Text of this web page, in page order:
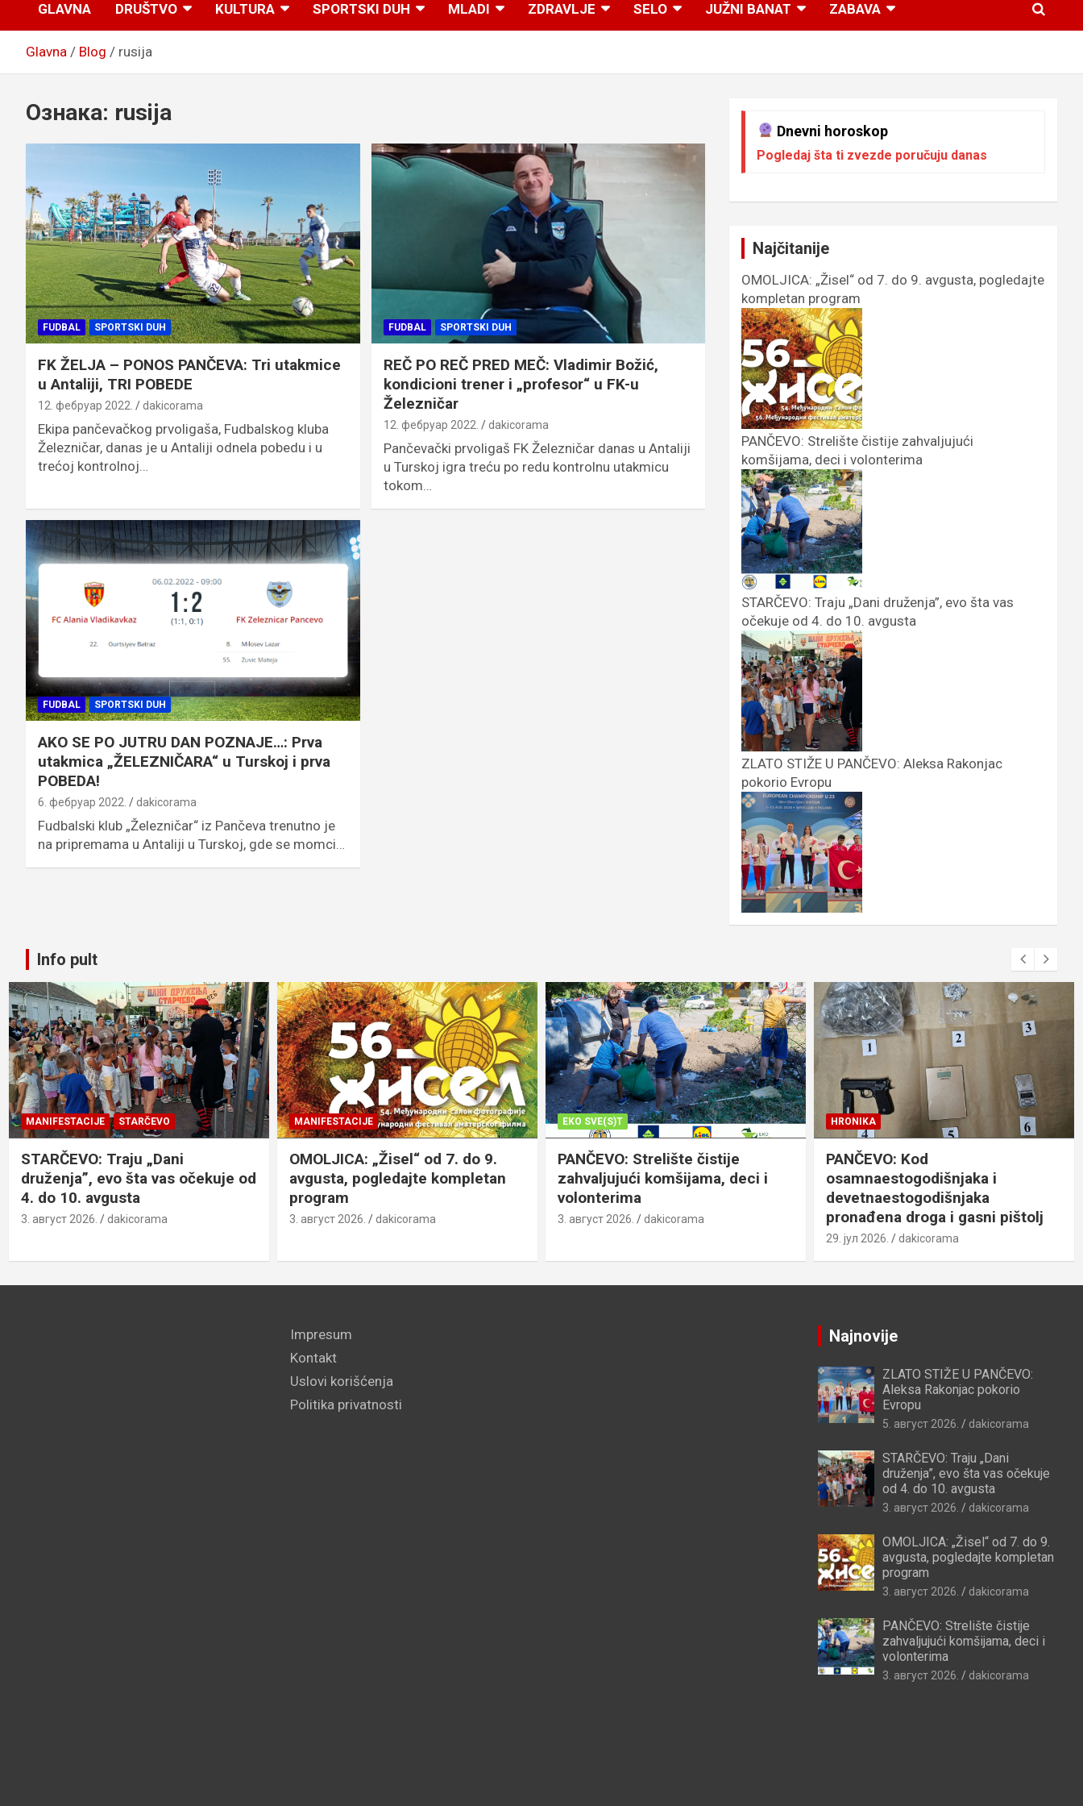
GLAVNA DRUŠTVO KULTURA SPORTSKI DUH MLADI ZDRAVLJE SELO JUŽNI BANAT ZABAVA
Glavna Blog rusija
Ознака: rusija
FUDBAL SPORTSKI DUH
FK ŽELJA – PONOS PANČEVA: Tri utakmice
u Antaliji, TRI POBEDE
12. фебруар 2022. dakicorama
Ekipa pančevačkog prvoligaša, Fudbalskog kluba
Železničar, danas je u Antaliji odnela pobedu i u
trećoj kontrolnoj…
FUDBAL SPORTSKI DUH
REČ PO REČ PRED MEČ: Vladimir Božić,
kondicioni trener i „profesor“ u FK-u
Železničar
12. фебруар 2022. dakicorama
Pančevački prvoligaš FK Železničar danas u Antaliji
u Turskoj igra treću po redu kontrolnu utakmicu
tokom…
FUDBAL SPORTSKI DUH
AKO SE PO JUTRU DAN POZNAJE…: Prva
utakmica „ŽELEZNIČARA“ u Turskoj i prva
POBEDA!
6. фебруар 2022. dakicorama
Fudbalski klub „Železničar“ iz Pančeva trenutno je
na pripremama u Antaliji u Turskoj, gde se momci…
Dnevni horoskop
Pogledaj šta ti zvezde poručuju danas
Najčitanije
OMOLJICA: „Žisel“ od 7. do 9. avgusta, pogledajte
kompletan program
PANČEVO: Strelište čistije zahvaljujući
komšijama, deci i volonterima
STARČEVO: Traju „Dani druženja”, evo šta vas
očekuje od 4. do 10. avgusta
ZLATO STIŽE U PANČEVO: Aleksa Rakonjac
pokorio Evropu
Info pult
MANIFESTACIJE STARČEVO
STARČEVO: Traju „Dani
druženja”, evo šta vas očekuje od
4. do 10. avgusta
3. август 2026. dakicorama
MANIFESTACIJE
OMOLJICA: „Žisel“ od 7. do 9.
avgusta, pogledajte kompletan
program
3. август 2026. dakicorama
EKO SVE(S)T
PANČEVO: Strelište čistije
zahvaljujući komšijama, deci i
volonterima
3. август 2026. dakicorama
HRONIKA
PANČEVO: Kod
osamnaestogodišnjaka i
devetnaestogodišnjaka
pronađena droga i gasni pištolj
29. јул 2026. dakicorama
Impresum
Kontakt
Uslovi korišćenja
Politika privatnosti
Najnovije
ZLATO STIŽE U PANČEVO:
Aleksa Rakonjac pokorio
Evropu
5. август 2026. dakicorama
STARČEVO: Traju „Dani
druženja”, evo šta vas očekuje
od 4. do 10. avgusta
3. август 2026. dakicorama
OMOLJICA: „Žisel“ od 7. do 9.
avgusta, pogledajte kompletan
program
3. август 2026. dakicorama
PANČEVO: Strelište čistije
zahvaljujući komšijama, deci i
volonterima
3. август 2026. dakicorama